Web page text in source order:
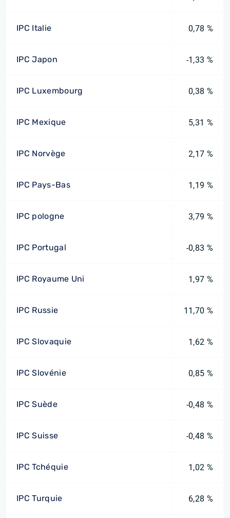
IPC Italie 0,78 %
IPC Japon -1,33 %
IPC Luxembourg 0,38 %
IPC Mexique 5,31 %
IPC Norvège 2,17 %
IPC Pays-Bas 1,19 %
IPC pologne 3,79 %
IPC Portugal -0,83 %
IPC Royaume Uni 1,97 %
IPC Russie 11,70 %
IPC Slovaquie 1,62 %
IPC Slovénie 0,85 %
IPC Suède -0,48 %
IPC Suisse -0,48 %
IPC Tchéquie 1,02 %
IPC Turquie 6,28 %